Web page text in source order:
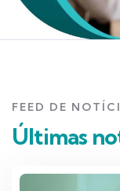
FEED DE
Últimas